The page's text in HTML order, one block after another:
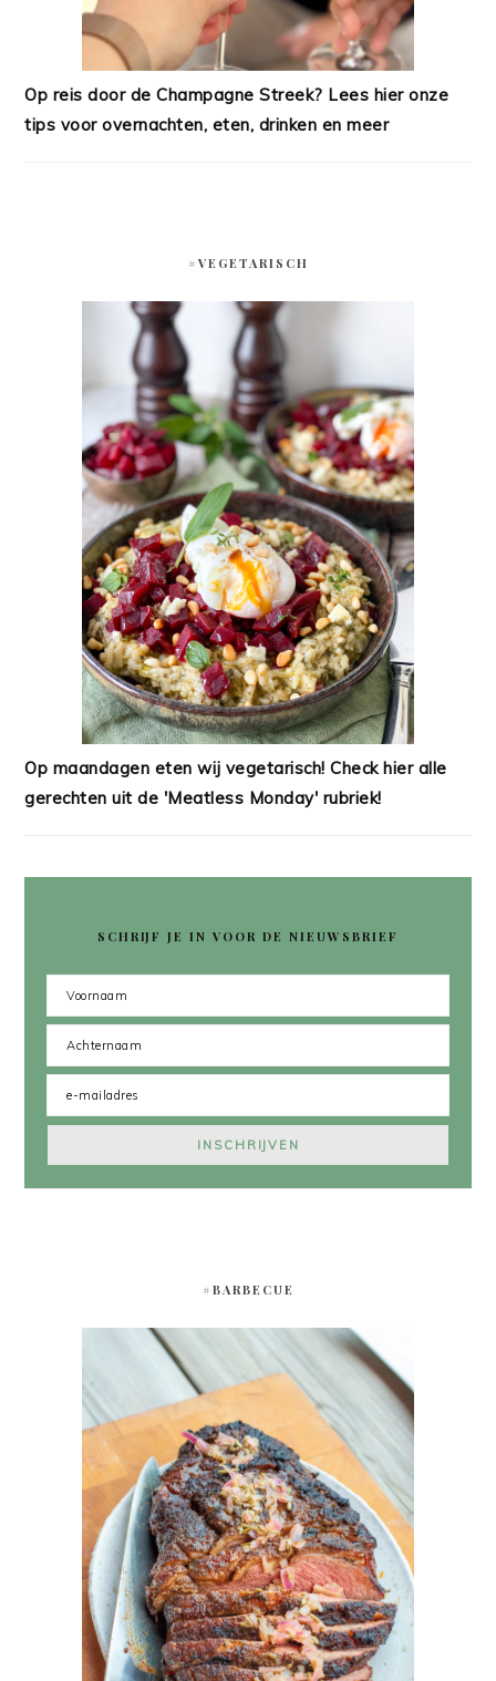
Op reis door de Champagne Streek? Lees hier onze
tips voor overnachten, eten, drinken en meer
#VEGETARISCH
Op maandagen eten wij vegetarisch! Check hier alle
gerechten uit de 'Meatless Monday' rubriek!
SCHRIJF JE IN VOOR DE NIEUWSBRIEF
#BARBECUE